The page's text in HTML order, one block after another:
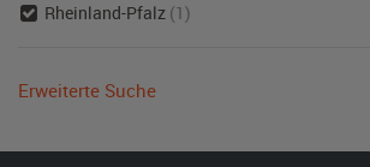
Rheinland-Pfalz (1)
Erweiterte Suche